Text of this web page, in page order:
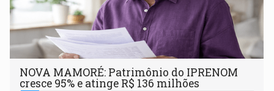
NOVA MAMORÉ: Patrimônio do IPRENOM
cresce 95% e atinge R$ 136 milhões